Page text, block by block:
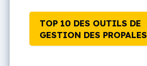
TOP 10 DES OUTILS DE
GESTION DES PROPALES